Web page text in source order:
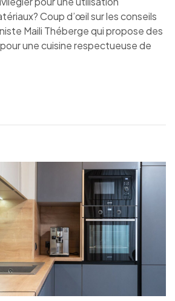
Coup d’œil sur les conseils
Maili Théberge qui propose des
une cuisine respectueuse de